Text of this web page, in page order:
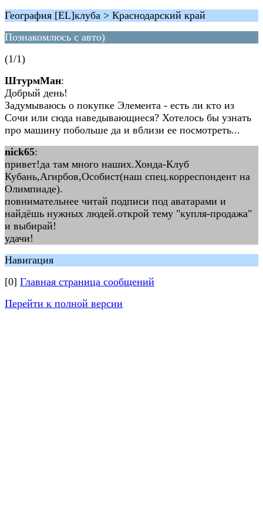
География [EL]клуба > Краснодарский край
Познакомлюсь с авто)
(1/1)
ШтурмМан:
Добрый день!
Задумываюсь о покупке Элемента - есть ли кто из
Сочи или сюда наведывающиеся? Хотелось бы узнать
про машину побольше да и вблизи ее посмотреть...
nick65:
привет!да там много наших.Хонда-Клуб
Кубань,Агирбов,Особист(наш спец.корреспондент на
Олимпиаде).
повнимательнее читай подписи под аватарами и
найдёшь нужных людей.открой тему "купля-продажа"
и выбирай!
удачи!
Навигация
[0] Главная страница сообщений
Перейти к полной версии